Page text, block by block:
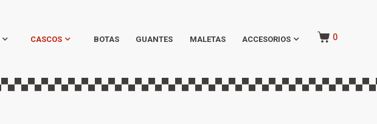
CASCOS BOTAS GUANTES MALETAS ACCESORIOS 0